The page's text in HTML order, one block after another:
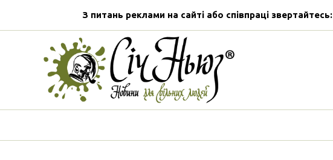
З питань реклами на сайті або співпраці звертайтесь: